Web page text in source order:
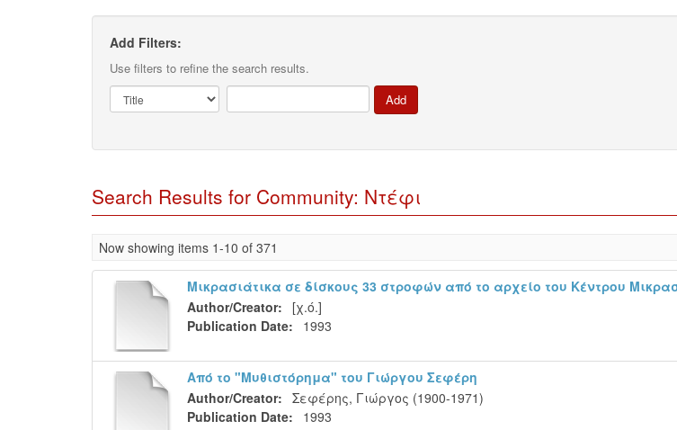
Add Filters:
Use filters to refine the search results.
Search Results for Community: Ντέφι
Now showing items 1-10 of 371
Μικρασιάτικα σε δίσκους 33 στροφών από το αρχείο του Κέντρου
Author/Creator:
[χ.ό.]
Publication Date:
1993
Από το "Μυθιστόρημα" του Γιώργου Σεφέρη
Author/Creator: Σεφέρης, Γιώργος (1900-1971)
Publication Date:
1993